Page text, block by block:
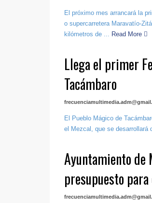
El próximo mes arrancará la
o supercarretera Maravatío-
kilómetros de ...
Read More
Llega el primer
Tacámbaro
El Pueblo Mágico de
el Mezcal, que se desarrollará
Ayuntamiento
presupuesto